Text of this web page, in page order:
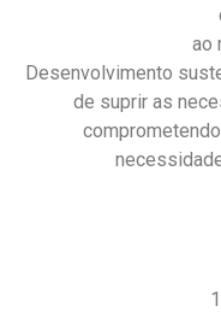
ao
Desenvolvimento
de suprir as